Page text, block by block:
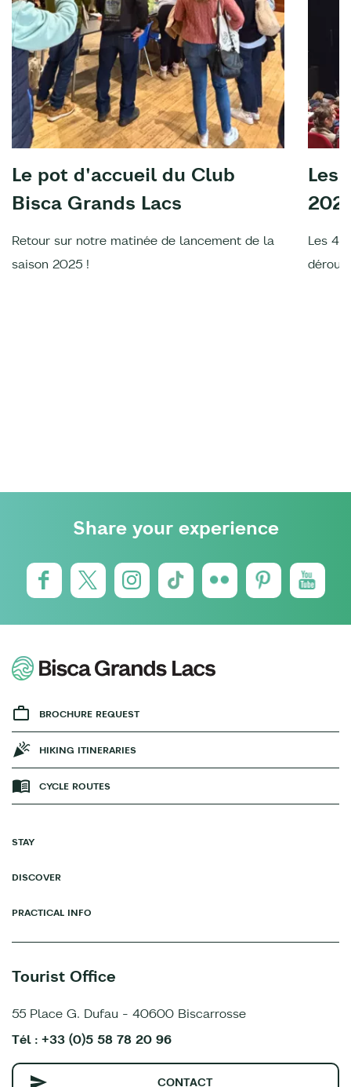
Le pot d'accueil du Club
Bisca Grands Lacs
Retour sur notre matinée de lancement de la
saison 2025 !
Les
Les
Share your experience
BROCHURE REQUEST
HIKING ITINERARIES
CYCLE ROUTES
STAY
DISCOVER
PRACTICAL INFO
Tourist Office
55 Place G. Dufau - 40600 Biscarrosse
Tél : +33 (0)5 58 78 20 96
CONTACT